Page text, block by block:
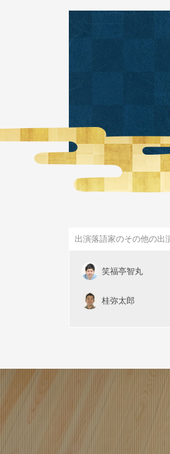
出演落語家のその他の
笑福亭智丸
桂弥太郎